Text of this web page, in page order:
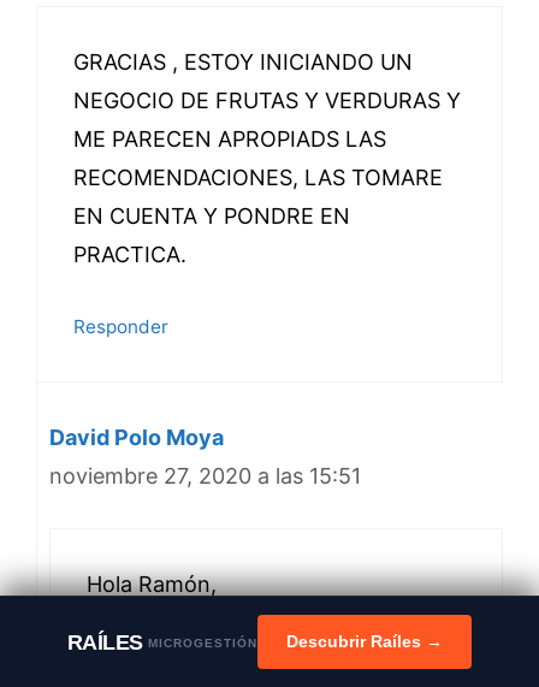
GRACIAS , ESTOY INICIANDO UN
NEGOCIO DE FRUTAS Y VERDURAS Y
ME PARECEN APROPIADS LAS
RECOMENDACIONES, LAS TOMARE
EN CUENTA Y PONDRE EN
PRACTICA.
Responder
David Polo Moya
noviembre 27, 2020 a las 15:51
Hola Ramón,
Muchas gracias por tu comentario.
Te deseo éxitos en tu negocio.
RAÍLESMICROGESTIÓN Descubrir Raíles →